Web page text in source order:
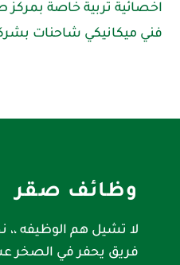
اخصائية تربية خاصة بمركز
فني ميكانيكي شاحنات
وظائف صقر
لا تشيل هم الوظيفه ،،
فريق يحفر في الصخر